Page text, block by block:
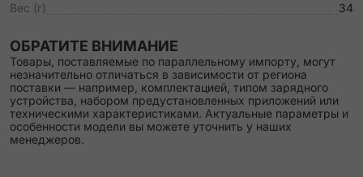
Вес (г)
34
ОБРАТИТЕ ВНИМАНИЕ
Товары, поставляемые по параллельному импорту, могут
незначительно отличаться в зависимости от региона
поставки — например, комплектацией, типом зарядного
устройства, набором предустановленных приложений или
техническими характеристиками. Актуальные параметры и
особенности модели вы можете уточнить у наших
менеджеров.